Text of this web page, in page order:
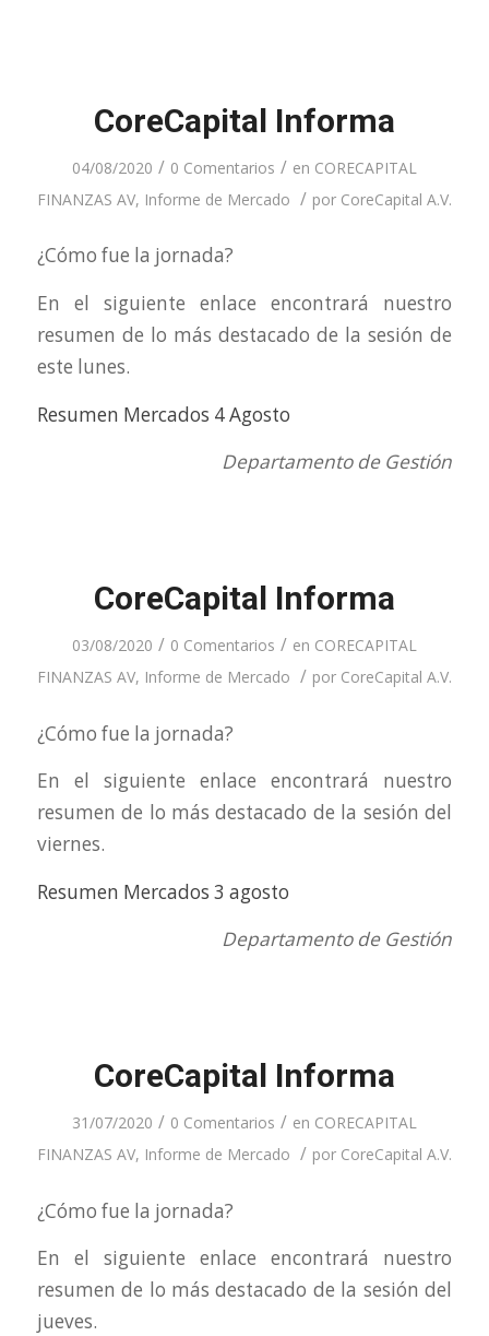
CoreCapital Informa
04/08/2020 / 0 Comentarios / en CORECAPITAL
FINANZAS AV, Informe de Mercado / por CoreCapital A.V.
¿Cómo fue la jornada?
En el siguiente enlace encontrará nuestro
resumen de lo más destacado de la sesión de
este lunes.
Resumen Mercados 4 Agosto
Departamento de Gestión
CoreCapital Informa
03/08/2020 / 0 Comentarios / en CORECAPITAL
FINANZAS AV, Informe de Mercado / por CoreCapital A.V.
¿Cómo fue la jornada?
En el siguiente enlace encontrará nuestro
resumen de lo más destacado de la sesión del
viernes.
Resumen Mercados 3 agosto
Departamento de Gestión
CoreCapital Informa
31/07/2020 / 0 Comentarios / en CORECAPITAL
FINANZAS AV, Informe de Mercado / por CoreCapital A.V.
¿Cómo fue la jornada?
En el siguiente enlace encontrará nuestro
resumen de lo más destacado de la sesión del
jueves.